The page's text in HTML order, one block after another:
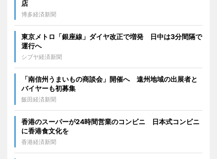
店
博多経済新聞
東京メトロ「銀座線」ダイヤ改正で増発 日中は3分間隔で
運行へ
シブヤ経済新聞
「南信州うまいもの商談会」開催へ 遠州地域の出展者と
バイヤーも初募集
飯田経済新聞
香港のスーパーが24時間営業のコンビニ 日本式コンビニ
に香港食文化を
香港経済新聞